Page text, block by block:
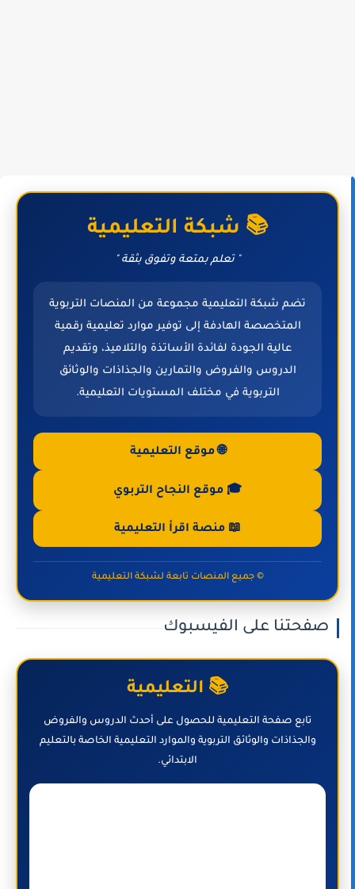
📚 شبكة التعليمية
" تعلم بمتعة وتفوق بثقة "
تضم شبكة التعليمية مجموعة من المنصات التربوية
المتخصصة الهادفة إلى توفير موارد تعليمية رقمية
عالية الجودة لفائدة الأساتذة والتلاميذ، وتقديم
الدروس والفروض والتمارين والجذاذات والوثائق
التربوية في مختلف المستويات التعليمية.
🌐 موقع التعليمية
🎓 موقع النجاح التربوي
📖 منصة اقرأ التعليمية
© جميع المنصات تابعة لشبكة التعليمية
صفحتنا على الفيسبوك
📚 التعليمية
تابع صفحة التعليمية للحصول على أحدث الدروس والفروض
والجذاذات والوثائق التربوية والموارد التعليمية الخاصة بالتعليم
الابتدائي.